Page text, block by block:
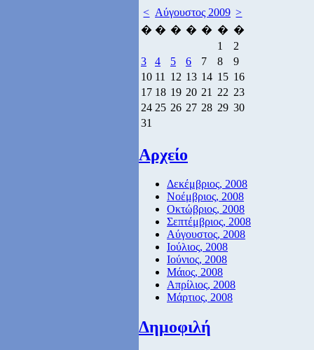
< Αύγουστος 2009 >
� � � � � � �
1
2
3
4 5 6 7 8
9
10 11 12 13 14 15 16
17 18 19 20 21 22 23
24 25 26 27 28 29 30
31
Αρχείο
Δεκέμβριος, 2008
Νοέμβριος, 2008
Οκτώβριος, 2008
Σεπτέμβριος, 2008
Αύγουστος, 2008
Ιούλιος, 2008
Ιούνιος, 2008
Μάιος, 2008
Απρίλιος, 2008
Μάρτιος, 2008
Δημοφιλή